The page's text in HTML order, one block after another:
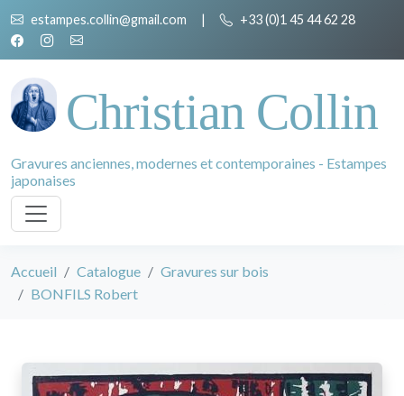
estampes.collin@gmail.com | +33 (0)1 45 44 62 28
Christian Collin
Gravures anciennes, modernes et contemporaines - Estampes
japonaises
Accueil Catalogue
Gravures sur bois
BONFILS Robert